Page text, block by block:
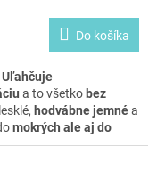
Do košíka
Uľahčuje
a to všetko bez
hodvábne jemnéa
mokrých ale aj do
voňavé bylinky,
pre zachovanie